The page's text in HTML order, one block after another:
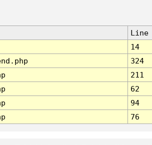
Line
14
324
211
62
94
76